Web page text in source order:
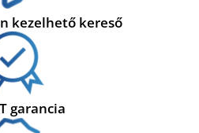
kezelhető kereső
garancia